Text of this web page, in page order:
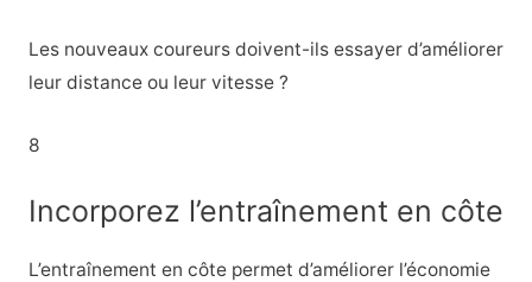
Les nouveaux coureurs doivent-ils essayer d’améliorer
leur distance ou leur vitesse ?
8
Incorporez l’entraînement en côte
L’entraînement en côte permet d’améliorer l’économie